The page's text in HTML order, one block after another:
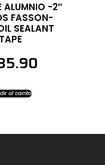
ALUMNIO -2″
FASSON-
SEALANT
TAPE
al carrito